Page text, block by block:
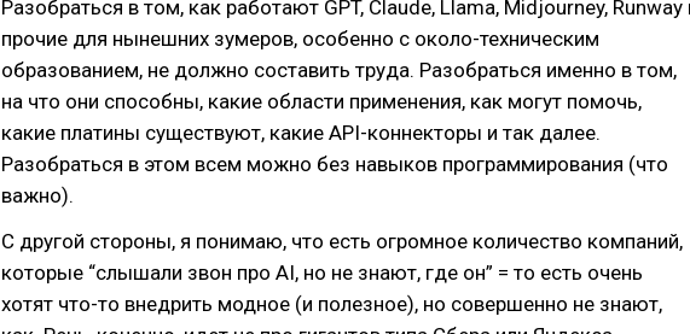
Разобраться в том, как работают GPT, Claude, Llama, Midjourney, Runway
прочие для нынешних зумеров, особенно с около-техническим
образованием, не должно составить труда. Разобраться именно в том,
на что они способны, какие области применения, как могут помочь,
какие платины существуют, какие API-коннекторы и так далее.
Разобраться в этом всем можно без навыков программирования (что
важно).
С другой стороны, я понимаю, что есть огромное количество компаний,
которые “слышали звон про AI, но не знают, где он” = то есть очень
хотят что-то внедрить модное (и полезное), но совершенно не знают,